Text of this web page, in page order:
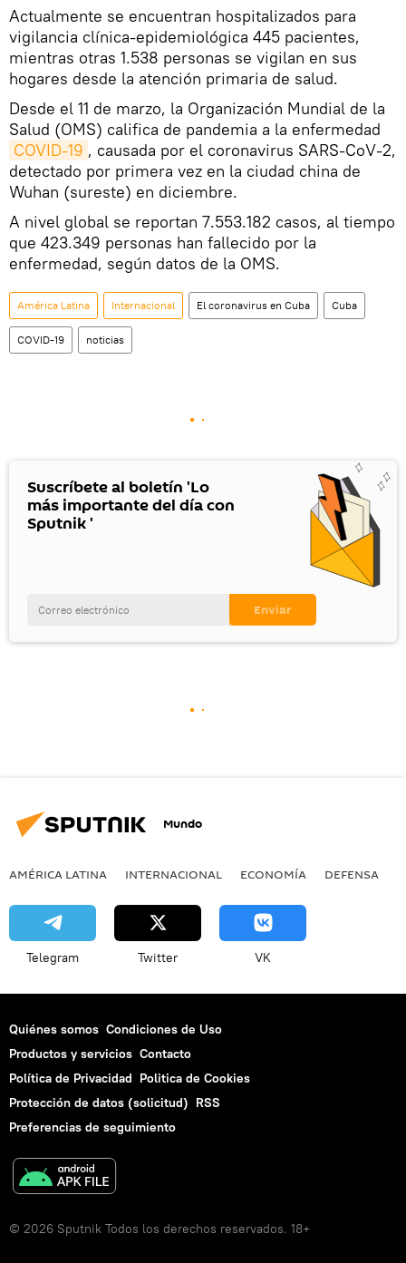
Actualmente se encuentran hospitalizados para
vigilancia clínica-epidemiológica 445 pacientes,
mientras otras 1.538 personas se vigilan en sus
hogares desde la atención primaria de salud.
Desde el 11 de marzo, la Organización Mundial de la
Salud (OMS) califica de pandemia a la enfermedad
COVID-19 , causada por el coronavirus SARS-CoV-2,
detectado por primera vez en la ciudad china de
Wuhan (sureste) en diciembre.
A nivel global se reportan 7.553.182 casos, al tiempo
que 423.349 personas han fallecido por la
enfermedad, según datos de la OMS.
América Latina Internacional El coronavirus en Cuba Cuba
COVID-19 noticias
Suscríbete al boletín 'Lo
más importante del día con
Sputnik '
Mundo
AMÉRICA LATINA INTERNACIONAL ECONOMÍA DEFENSA
Telegram Twitter VK
Quiénes somos Condiciones de Uso
Productos y servicios Contacto
Política de Privacidad Politica de Cookies
Protección de datos (solicitud) RSS
Preferencias de seguimiento
© 2026 Sputnik Todos los derechos reservados. 18+